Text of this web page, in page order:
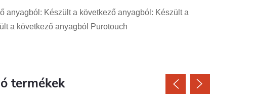
anyagból: Készült a következő anyagból: Készült a
a következő anyagból Purotouch
termékek